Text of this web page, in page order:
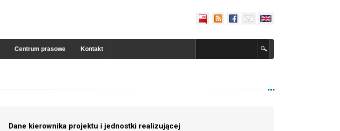
Centrum prasowe Kontakt
Dane kierownika projektu i jednostki realizującej